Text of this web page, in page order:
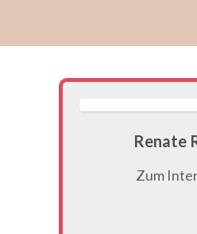
Renate
Zum